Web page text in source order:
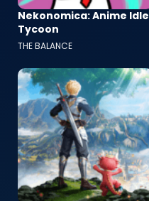
Nekonomica: Anime Idle
Tycoon
THE BALANCE